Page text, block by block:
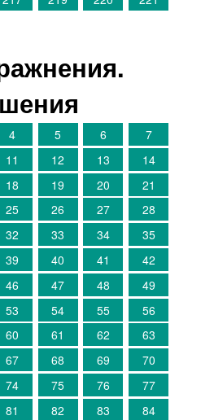
4 5 6
7
11 12 13
14
18 19 20
21
25 26 27
28
32 33 34
35
39 40 41
42
46 47 48
49
53 54 55
56
60 61 62
63
67 68 69
70
74 75 76
77
81 82 83
84